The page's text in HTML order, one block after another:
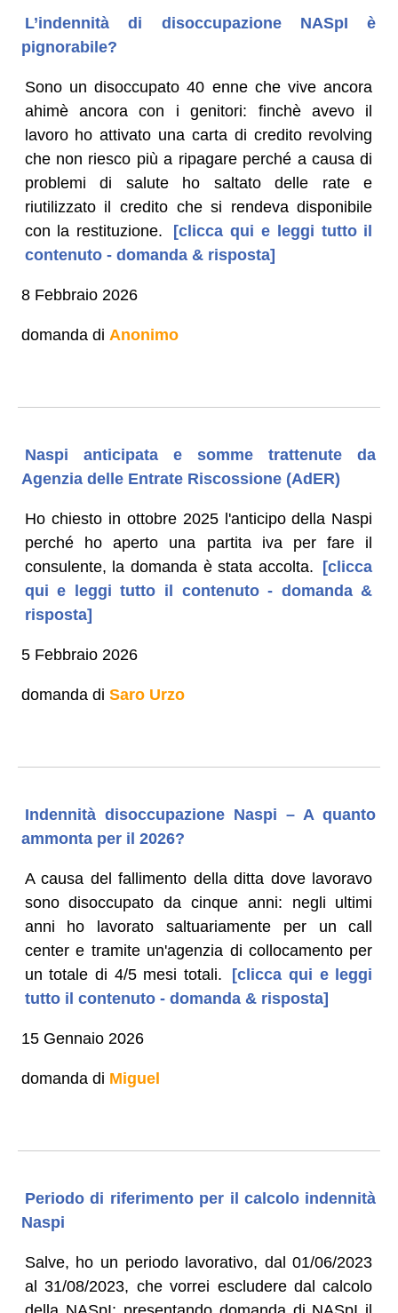
L’indennità di disoccupazione NASpI è
pignorabile?
Sono un disoccupato 40 enne che vive ancora
ahimè ancora con i genitori: finchè avevo il
lavoro ho attivato una carta di credito revolving
che non riesco più a ripagare perché a causa di
problemi di salute ho saltato delle rate e
riutilizzato il credito che si rendeva disponibile
con la restituzione.
[clicca qui e leggi tutto il
contenuto - domanda & risposta]
8 Febbraio 2026
domanda di Anonimo
Naspi anticipata e somme trattenute da
Agenzia delle Entrate Riscossione (AdER)
Ho chiesto in ottobre 2025 l'anticipo della Naspi
perché ho aperto una partita iva per fare il
consulente, la domanda è stata accolta. [clicca
qui e leggi tutto il contenuto - domanda &
risposta]
5 Febbraio 2026
domanda di Saro Urzo
Indennità disoccupazione Naspi – A quanto
ammonta per il 2026?
A causa del fallimento della ditta dove lavoravo
sono disoccupato da cinque anni: negli ultimi
anni ho lavorato saltuariamente per un call
center e tramite un'agenzia di collocamento per
un totale di 4/5 mesi totali.
[clicca qui e leggi
tutto il contenuto - domanda & risposta]
15 Gennaio 2026
domanda di Miguel
Periodo di riferimento per il calcolo indennità
Naspi
Salve, ho un periodo lavorativo, dal 01/06/2023
al 31/08/2023, che vorrei escludere dal calcolo